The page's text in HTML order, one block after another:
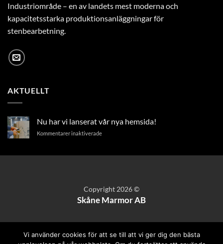
Industriområde – en av landets mest moderna och
kapacitetsstarka produktionsanläggningar för
stenbearbetning.
AKTUELLT
Nu har vi lanserat vår nya hemsida!
Kommentarer inaktiveradeför
hemsida!
Copyright 2026 ©
Skåne Marmor AB
Vi använder cookies för att se till att vi ger dig den bästa